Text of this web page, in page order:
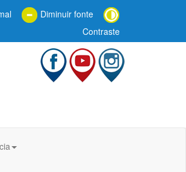
Diminuir fonte
Contraste